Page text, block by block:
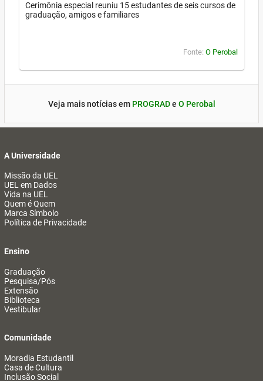
Cerimônia especial reuniu 15 estudantes de seis cursos de
graduação, amigos e familiares
Fonte: O Perobal
Veja mais notícias em PROGRADe O Perobal
A Universidade
Missão da UEL
UEL em Dados
Vida na UEL
Quem é Quem
Marca Símbolo
Política de Privacidade
Ensino
Graduação
Pesquisa/Pós
Extensão
Biblioteca
Vestibular
Comunidade
Moradia Estudantil
Casa de Cultura
Inclusão Social